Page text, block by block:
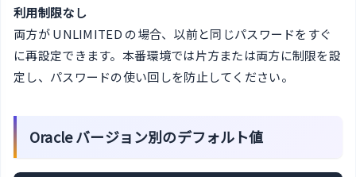
利用制限なし
両方が UNLIMITED の場合、以前と同じパスワードをすぐ
に再設定できます。本番環境では片方または両方に制限を設
定し、パスワードの使い回しを防止してください。
Oracle バージョン別のデフォルト値